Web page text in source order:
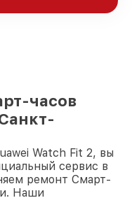
часов
Watch Fit 2, вы
сервис в
ремонт Смарт-
Наши